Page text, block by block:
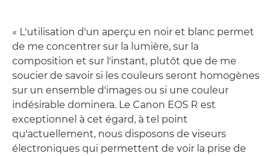
« L'utilisation d'un aperçu en noir et blanc permet
de me concentrer sur la lumière, sur la
composition et sur l'instant, plutôt que de me
soucier de savoir si les couleurs seront homogènes
sur un ensemble d'images ou si une couleur
indésirable dominera. Le Canon EOS R est
exceptionnel à cet égard, à tel point
qu'actuellement, nous disposons de viseurs
électroniques qui permettent de voir la prise de